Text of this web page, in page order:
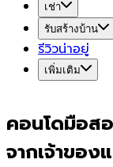
เช่า
รับสร้างบ้าน
รีวิวน่าอยู่
เพิ่มเติม
คอนโดมือส
จากเจ้าของ